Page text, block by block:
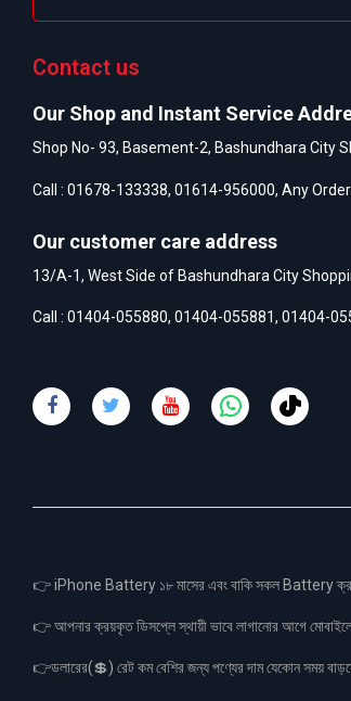
Contact us
Our Shop and Instant Service
Shop No- 93, Basement-2, Bashundhara City
Call : 01678-133338, 01614-956000, Any
Our customer care address
13/A-1, West Side of Bashundhara City
Call : 01404-055880, 01404-055881, 01404-
👉 iPhone Battery ১৮ মাসের এবং বাকি সকল Battery
👉 আপনার ক্রয়কৃত ডিসপ্লে স্থায়ী ভাবে লাগানোর আগে
👉ডলারের(💲) রেট কম বেশির জন্য পণ্যের দাম যেকোন সময়